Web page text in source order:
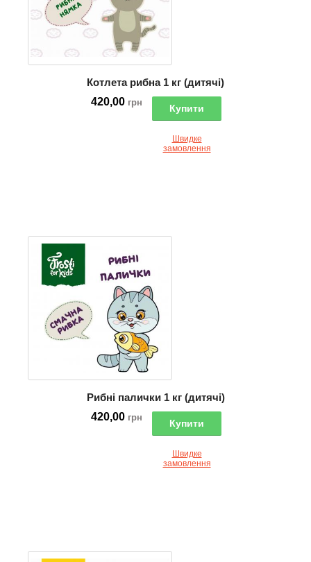
Котлета рибна 1 кг (дитячі)
420,00 грн
Купити
Швидке
замовлення
Рибні палички 1 кг (дитячі)
420,00 грн
Купити
Швидке
замовлення